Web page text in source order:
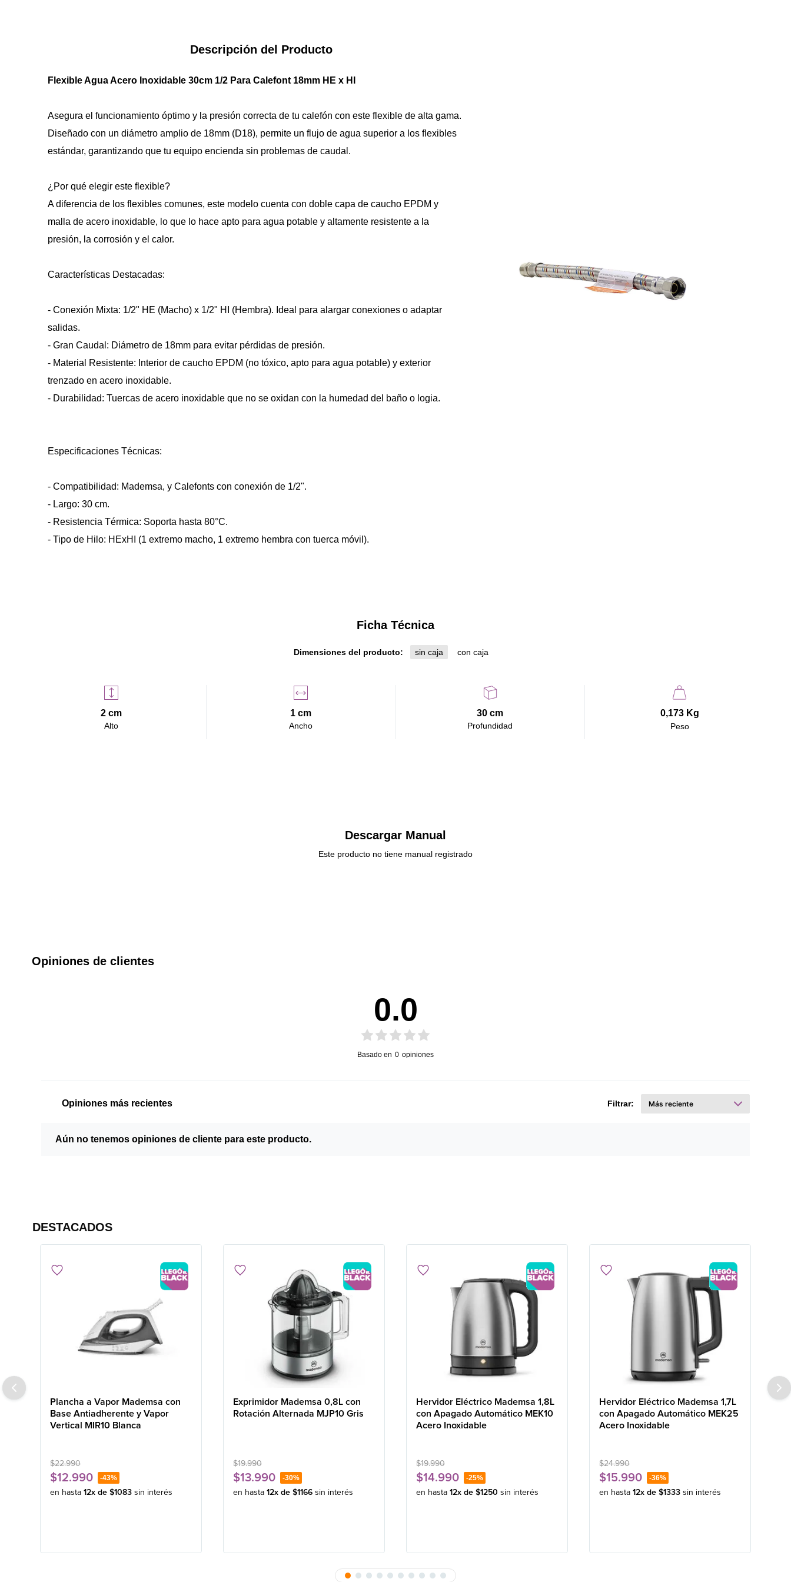
Descripción del Producto
Flexible Agua Acero Inoxidable 30cm 1/2 Para Calefont 18mm HE x HI
Asegura el funcionamiento óptimo y la presión correcta de tu calefón con este flexible de alta gama.
Diseñado con un diámetro amplio de 18mm (D18), permite un flujo de agua superior a los flexibles
estándar, garantizando que tu equipo encienda sin problemas de caudal.
¿Por qué elegir este flexible?
A diferencia de los flexibles comunes, este modelo cuenta con doble capa de caucho EPDM y
malla de acero inoxidable, lo que lo hace apto para agua potable y altamente resistente a la
presión, la corrosión y el calor.
Características Destacadas:
- Conexión Mixta: 1/2" HE (Macho) x 1/2" HI (Hembra). Ideal para alargar conexiones o adaptar
salidas.
- Gran Caudal: Diámetro de 18mm para evitar pérdidas de presión.
- Material Resistente: Interior de caucho EPDM (no tóxico, apto para agua potable) y exterior
trenzado en acero inoxidable.
- Durabilidad: Tuercas de acero inoxidable que no se oxidan con la humedad del baño o logia.
Especificaciones Técnicas:
- Compatibilidad: Mademsa, y Calefonts con conexión de 1/2".
- Largo: 30 cm.
- Resistencia Térmica: Soporta hasta 80°C.
- Tipo de Hilo: HExHI (1 extremo macho, 1 extremo hembra con tuerca móvil).
Ficha Técnica
Dimensiones del producto: sin caja con caja
2 cm
Alto
1 cm
Ancho
30 cm
Profundidad
0,173 Kg
Peso
Descargar Manual
Este producto no tiene manual registrado
Opiniones de clientes
0.0
Basado en 0 opiniones
Opiniones más recientes Filtrar:
Aún no tenemos opiniones de cliente para este producto.
DESTACADOS
Plancha a Vapor Mademsa con
Base Antiadherente y Vapor
Vertical MIR10 Blanca
$22.990
$12.990 -43%
en hasta 12x de $1083 sin interés
Exprimidor Mademsa 0,8L con
Rotación Alternada MJP10 Gris
$19.990
$13.990 -30%
en hasta 12x de $1166 sin interés
Hervidor Eléctrico Mademsa 1,8L
con Apagado Automático MEK10
Acero Inoxidable
$19.990
$14.990 -25%
en hasta 12x de $1250 sin interés
Hervidor Eléctrico Mademsa 1,7L
con Apagado Automático MEK25
Acero Inoxidable
$24.990
$15.990 -36%
en hasta 12x de $1333 sin interés